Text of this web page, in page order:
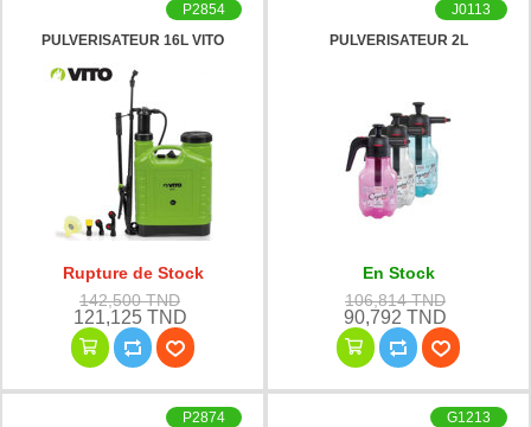
PULVERISATEUR 16L VITO
P2854
Rupture de Stock
142,500 TND
121,125 TND
PULVERISATEUR 2L
J0113
En Stock
106,814 TND
90,792 TND
P2874 G1213